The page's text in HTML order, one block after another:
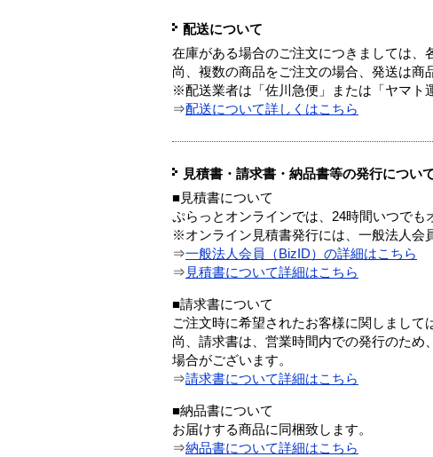
配送について
在庫がある場合のご注文につきましては、
尚、複数の商品をご注文の場合、発送は商
※配送業者は「佐川急便」または「ヤマト
⇒配送について詳しくはこちら
見積書・請求書・納品書等の発行につい
■見積書について
ぷらっとオンラインでは、24時間いつでも
※オンライン見積書発行には、一般法人会
⇒一般法人会員（BizID）の詳細はこちら
⇒ 見積書について詳細はこちら
■請求書について
ご注文時に希望されたお客様に関しまして
尚、請求書は、営業時間内での発行のた
場合がございます。
⇒請求書について詳細はこちら
■納品書について
お届けする商品に同梱致します。
⇒納品書について詳細はこちら